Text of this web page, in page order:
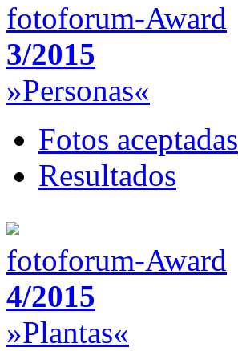
fotoforum-Award
3/2015
»Personas«
Fotos aceptadas
Resultados
fotoforum-Award
4/2015
»Plantas«